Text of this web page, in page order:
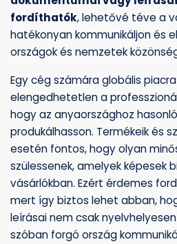
fordíthatók, lehetővé téve a
hatékonyan kommunikáljon és
országok és nemzetek
Egy cég számára globális
elengedhetetlen a
hogy az anyaországhoz
produkálhasson. Termékeik és
esetén fontos, hogy olyan
szülessenek, amelyek képesek
vásárlókban. Ezért érdemes
mert így biztos lehet abban,
leírásai nem csak
szóban forgó ország